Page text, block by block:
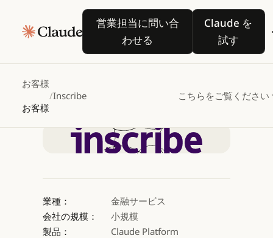
営業担当に問い合
わせる
営業担当に問い合わせる
Claude を
試す
Claude を
お客様
お客様
/Inscribe こちらをご覧ください
InscribeがClaude
で不正検知のレビュー時
1/20に短縮
Claude を試す
Claude を試す
業種：
金融サービス
会社の規模：
小規模
製品：
Claude Platform